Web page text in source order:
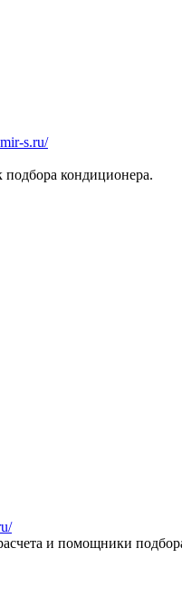
s.ru/
подбора кондиционера.
и помощники